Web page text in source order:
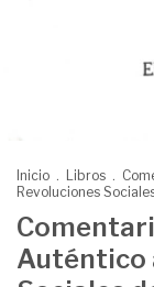
Inicio . Libros .
Revoluciones
Auténtico